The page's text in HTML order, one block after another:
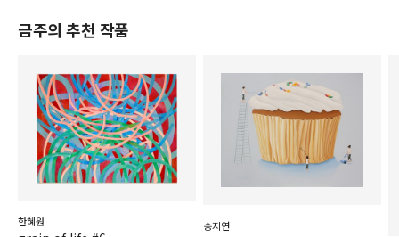
금주의 추천 작품
한혜원 송지연